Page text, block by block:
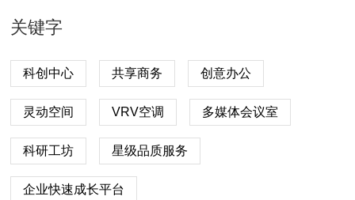
关键字
科创中心 共享商务 创意办公
灵动空间 VRV空调 多媒体会议室
科研工坊 星级品质服务
企业快速成长平台